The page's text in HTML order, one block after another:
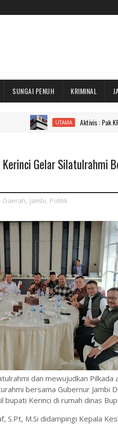
SUNGAI PENUH KRIMINAL
UTAMA Aktivis : Pak KPK Sekali-
Gelar Silatulrahmi
Daerah, Jambi, Politik
dan mewujudkan Pilkada
bersama Gubernur Jambi
Kerinci di rumah dinas
S.Pt, M.Si didampingi Kepala